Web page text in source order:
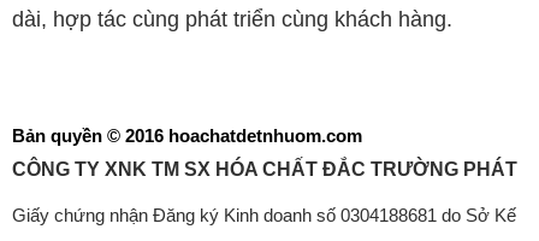
dài, hợp tác cùng phát triển cùng khách hàng.
Bản quyền © 2016 hoachatdetnhuom.com
CÔNG TY XNK TM SX HÓA CHẤT ĐẮC TRƯỜNG PHÁT
Giấy chứng nhận Đăng ký Kinh doanh số 0304188681 do Sở Kế